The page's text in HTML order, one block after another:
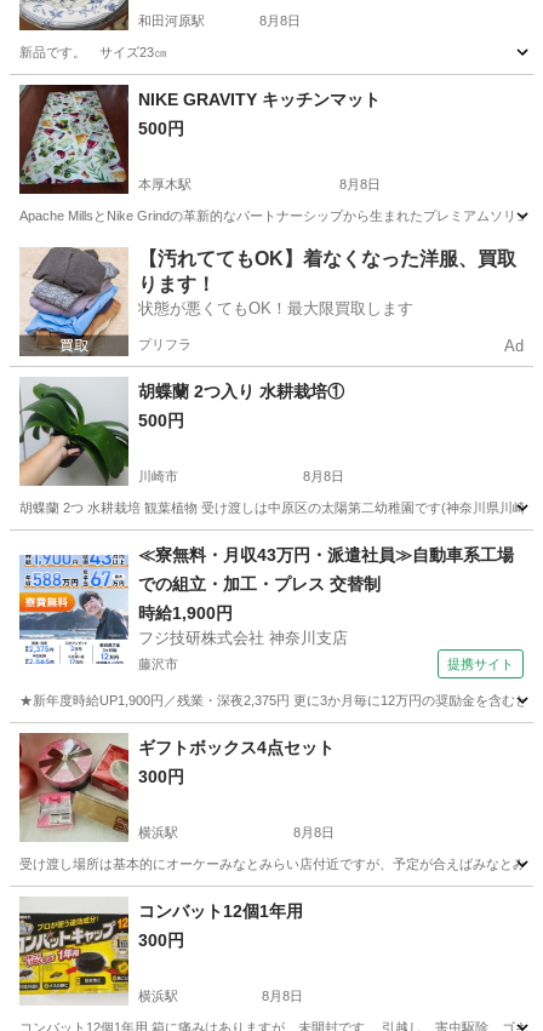
和田河原駅 8月8日
新品です。 サイズ23㎝
神奈川 南足柄市NIKE GRAVITY キッチンマット
500円
本厚木駅 8月8日
Apache MillsとNike Grindの革新的なパートナーシップから生まれたプレミアムソリ
神奈川 厚木市 本厚木駅 調理器具
【汚れててもOK】着なくなった洋服、買取
ります！
状態が悪くてもOK！最大限買取します
プリフラ Ad
胡蝶蘭 2つ入り 水耕栽培①
500円
川崎市 8月8日
胡蝶蘭 2つ 水耕栽培 観葉植物 受け渡しは中原区の太陽第二幼稚園です(神奈川県川崎
家庭用品 水耕栽培
≪寮無料・月収43万円・派遣社員≫自動車系工場
での組立・加工・プレス 交替制
時給1,900円
フジ技研株式会社 神奈川支店
藤沢市 提携サイト
★新年度時給UP1,900円／残業・深夜2,375円 更に3か月毎に12万円の奨励金を含む
神奈川 藤沢市 その他
ギフトボックス4点セット
300円
横浜駅 8月8日
受け渡し場所は基本的にオーケーみなとみらい店付近ですが、予定が合えばみなと
神奈川 横浜市 横浜駅 ラッピング用品
コンバット12個1年用
300円
横浜駅 8月8日
コンバット12個1年用 箱に痛みはありますが、未開封です。 引越し 害虫駆除 ゴ